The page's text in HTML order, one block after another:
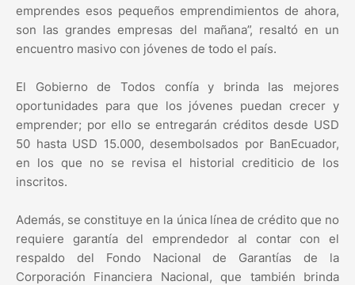
emprendes esos pequeños emprendimientos de ahora,
son las grandes empresas del mañana”, resaltó en un
encuentro masivo con jóvenes de todo el país.
El Gobierno de Todos confía y brinda las mejores
oportunidades para que los jóvenes puedan crecer y
emprender; por ello se entregarán créditos desde USD
50 hasta USD 15.000, desembolsados por BanEcuador,
en los que no se revisa el historial crediticio de los
inscritos.
Además, se constituye en la única línea de crédito que no
requiere garantía del emprendedor al contar con el
respaldo del Fondo Nacional de Garantías de la
Corporación Financiera Nacional, que también brinda